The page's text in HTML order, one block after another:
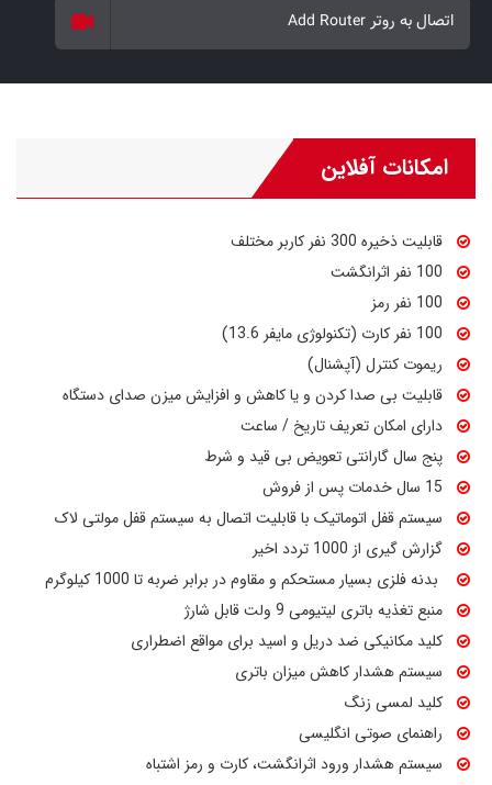
اتصال به روتر Add Router
امکانات آفلاین
قابلیت ذخیره 300 نفر کاربر مختلف
100 نفر اثرانگشت
100 نفر رمز
100 نفر کارت (تکنولوژی مایفر 13.6)
ریموت کنترل (آپشنال)
قابلیت بی صدا کردن و یا کاهش و افزایش میزن صدای دستگاه
دارای امکان تعریف تاریخ / ساعت
پنج سال گارانتی تعویض بی قید و شرط
15 سال خدمات پس از فروش
سیستم قفل اتوماتیک با قابلیت اتصال به سیستم قفل مولتی لاک
گزارش گیری از 1000 تردد اخیر
بدنه فلزی بسیار مستحکم و مقاوم در برابر ضربه تا 1000 کیلوگرم
منبع تغذیه باتری لیتیومی 9 ولت قابل شارژ
کلید مکانیکی ضد دریل و اسید برای مواقع اضطراری
سیستم هشدار کاهش میزان باتری
کلید لمسی زنگ
راهنمای صوتی انگلیسی
سیستم هشدار ورود اثرانگشت، کارت و رمز اشتباه